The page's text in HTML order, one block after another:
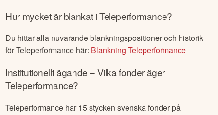
Hur mycket är blankat iTeleperformance?
Du hittar alla nuvarande blankningspositioner och historik
förTeleperformance här: BlankningTeleperformance
Institutionellt ägande – Vilka fonder äger
Teleperformance?
Teleperformance har 15stycken svenska fonder på